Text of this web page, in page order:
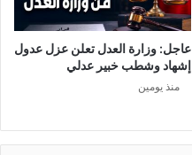
عاجل: وزارة العدل تعلن عزل عدول
إشهاد وشطب خبير عدلي
منذ يومين